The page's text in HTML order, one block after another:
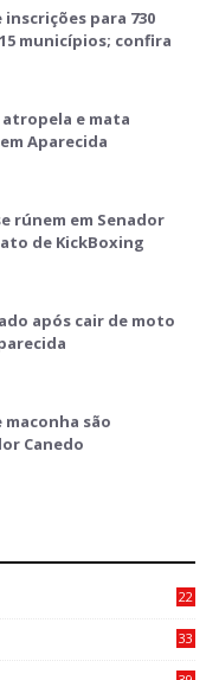
para 730
municípios; confira
e mata
Aparecida
rúnem em Senador
de KickBoxing
após cair de moto
maconha são
Canedo
22
33